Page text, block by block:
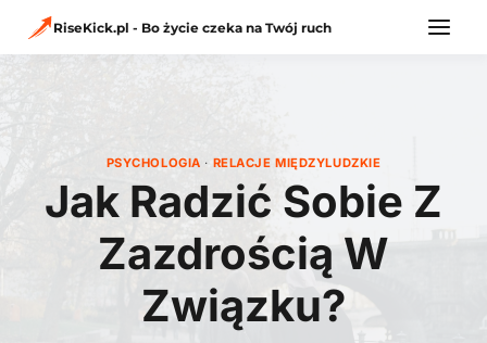
RiseKick.pl - Bo życie czeka na Twój ruch
PSYCHOLOGIA · RELACJE MIĘDZYLUDZKIE
Jak Radzić Sobie Z
Zazdrością W
Związku?